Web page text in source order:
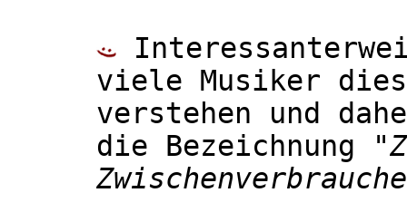
viele Musiker
verstehen und
die Bezeichnung